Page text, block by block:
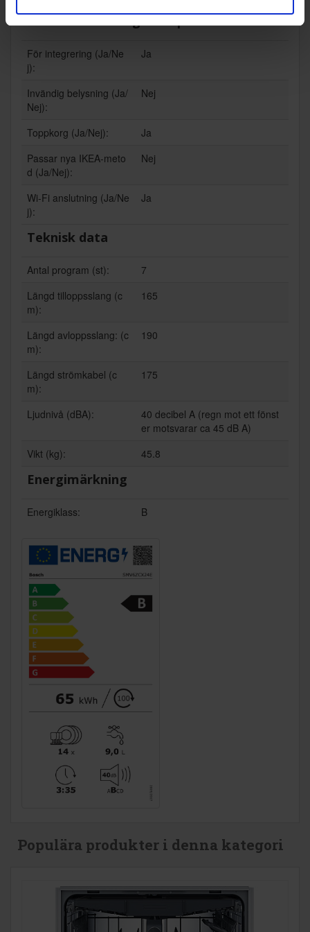
För integrering (Ja/Ne
j):
Ja
Invändig belysning (Ja/
Nej):
Nej
Toppkorg (Ja/Nej):
Ja
Passar nya IKEA-meto
d (Ja/Nej):
Nej
Wi-Fi anslutning (Ja/Ne
j):
Ja
Teknisk data
Antal program (st):
7
Längd tilloppsslang (c
m):
165
Längd avloppsslang: (c
m):
190
Längd strömkabel (c
m):
175
Ljudnivå (dBA):
40 decibel A (regn mot ett fönst
er motsvarar ca 45 dB A)
Vikt (kg):
45.8
Energimärkning
Energiklass: B
Populära produkter i denna kategori